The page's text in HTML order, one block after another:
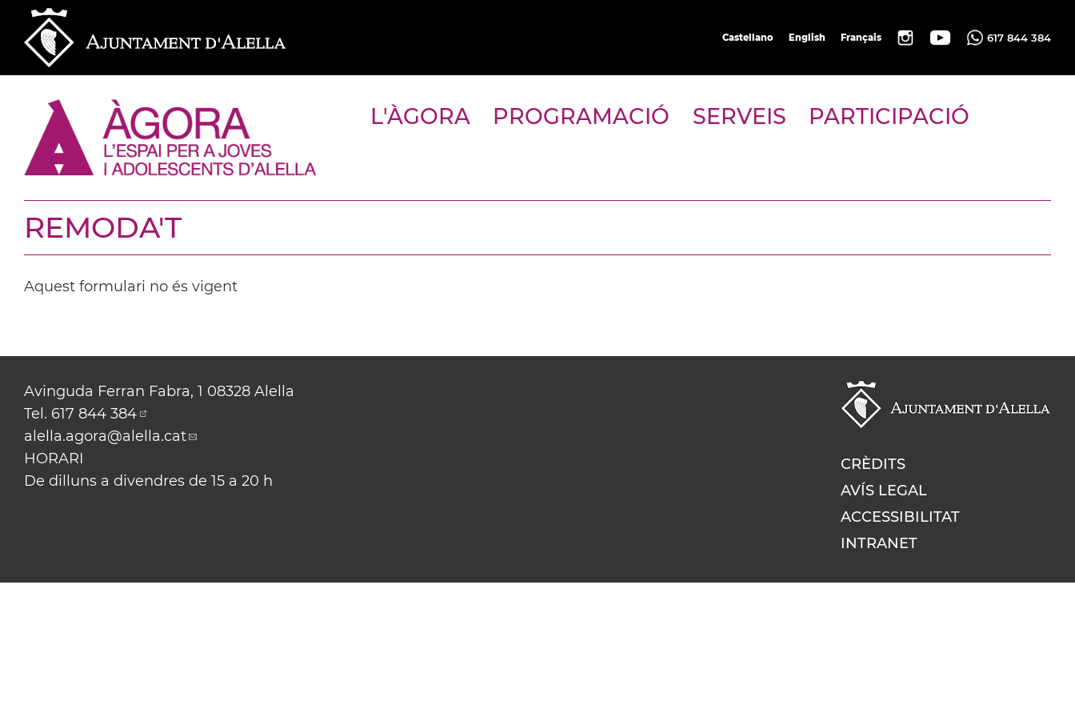
Castellano English Français 617 844 384
L'ÀGORA PROGRAMACIÓ SERVEIS PARTICIPACIÓ
REMODA'T
Aquest formulari no és vigent
Avinguda Ferran Fabra, 1 08328 Alella
Tel. 617 844 384
alella.agora@alella.cat
HORARI
De dilluns a divendres de 15 a 20 h
CRÈDITS
AVÍS LEGAL
ACCESSIBILITAT
INTRANET